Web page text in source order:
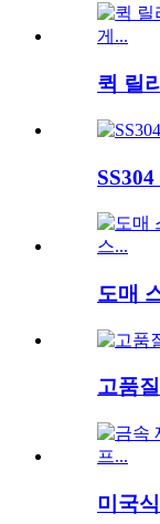
퀵 릴
도매
고품
미국